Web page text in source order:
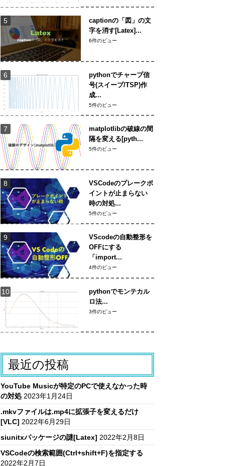
captionの「図」の文
字を消す[Latex]...
6件のビュー
pythonでチャープ信
号(スイープ/TSP)作
成...
5件のビュー
matplotlibの破線の間
隔を変える[pyth...
5件のビュー
VSCodeのプレークポ
イントが止まらない
時の対処...
5件のビュー
VScodeの自動整形を
OFFにする
「import...
4件のビュー
pythonでモンテカル
ロ法...
3件のビュー
最近の投稿
YouTube Musicが特定のPCで使えなかった時
の対処 2023年1月24日
.mkvファイルは.mp4に拡張子を変えるだけ
[VLC] 2022年6月29日
siunitxパッケージの謎[Latex] 2022年2月8日
VSCodeの検索範囲(Ctrl+shift+F)を指定する
2022年2月7日